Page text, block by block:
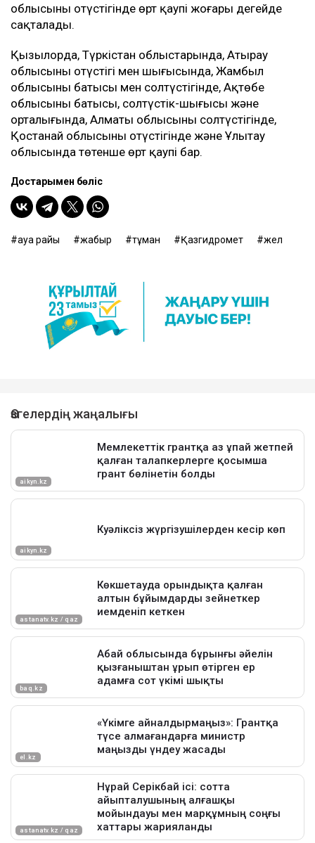
облысының оңтүстігінде өрт қаупі жоғары деңгейде
сақталады.
Қызылорда, Түркістан облыстарында, Атырау
облысының оңтүстігі мен шығысында, Жамбыл
облысының батысы мен солтүстігінде, Ақтөбе
облысының батысы, солтүстік-шығысы және
орталығында, Алматы облысының солтүстігінде,
Қостанай облысының оңтүстігінде және Ұлытау
облысында төтенше өрт қаупі бар.
Достарыңмен бөліс
ауа райы жаңбыр тұман Қазгидромет жел